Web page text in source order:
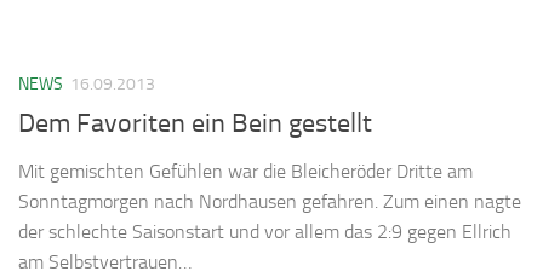
NEWS 16.09.2013
Dem Favoriten ein Bein gestellt
Mit gemischten Gefühlen war die Bleicheröder Dritte am
Sonntagmorgen nach Nordhausen gefahren. Zum einen nagte
der schlechte Saisonstart und vor allem das 2:9 gegen Ellrich
am Selbstvertrauen…